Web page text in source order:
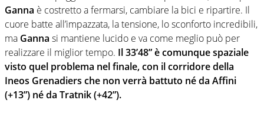
Ganna è costretto a fermarsi, cambiare la bici e ripartire. Il
cuore batte all’impazzata, la tensione, lo sconforto incredibili,
ma Ganna si mantiene lucido e va come meglio può per
realizzare il miglior tempo. Il 33’48” è comunque spaziale
visto quel problema nel finale, con il corridore della
Ineos Grenadiers che non verrà battuto né da Affini
(+13”) né da Tratnik (+42”).